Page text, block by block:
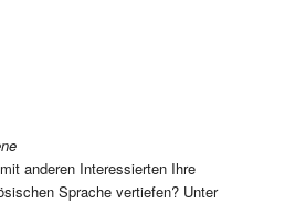
anderen Interessierten Ihre
Sprache vertiefen? Unter